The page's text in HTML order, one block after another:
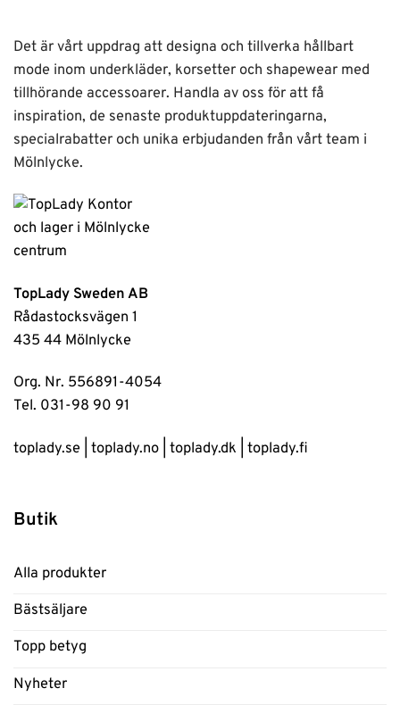
Det är vårt uppdrag att designa och tillverka hållbart
mode inom underkläder, korsetter och shapewear med
tillhörande accessoarer. Handla av oss för att få
inspiration, de senaste produktuppdateringarna,
specialrabatter och unika erbjudanden från vårt team i
Mölnlycke.
TopLady Sweden AB
Rådastocksvägen 1
435 44 Mölnlycke
Org. Nr. 556891-4054
Tel. 031-98 90 91
toplady.se toplady.no toplady.dk toplady.fi
Butik
Alla produkter
Bästsäljare
Topp betyg
Nyheter